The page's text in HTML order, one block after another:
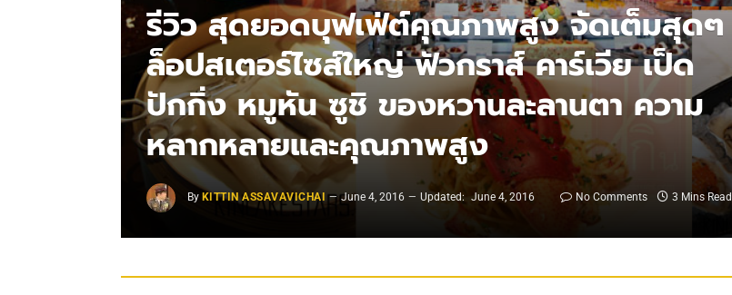
รีวิว สุดยอดบุฟเฟ่ต์คุณภาพสูง จัดเต็มสุดๆ
ล็อปสเตอร์ไซส์ใหญ่ ฟัวกราส์ คาร์เวีย เป็ด
ปักกิ่ง หมูหัน ซูชิ ของหวานละลานตา ความ
หลากหลายและคุณภาพสูง
By KITTIN ASSAVAVICHAI June 4, 2016 Updated: June 4, 2016 No Comments 3 Mins Read